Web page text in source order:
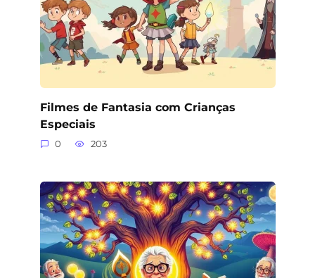
Filmes de Fantasia com Crianças
Especiais
0 203